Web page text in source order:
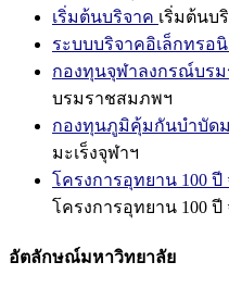
เริ่มต้นบริจาค เริ่มต้นบ
ระบบบริจาคอิเล็กทรอ
กองทุนจุฬาลงกรณ์บร
บรมราชสมภพฯ
กองทุนภูมิคุ้มกันบำบัดม
มะเร็งจุฬาฯ
โครงการอุทยาน 100
โครงการอุทยาน 100
อัตลักษณ์มหาวิทยาลัย